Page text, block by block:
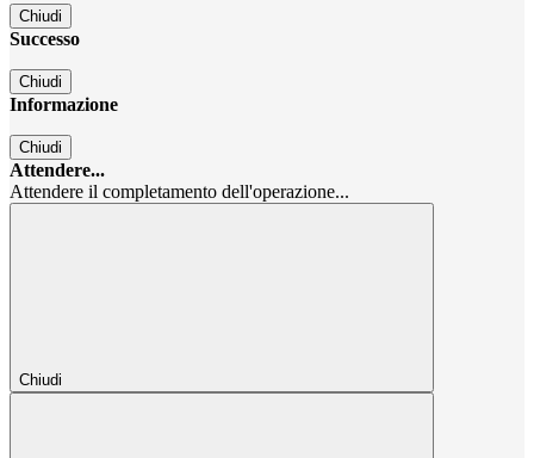
Chiudi
Successo
Chiudi
Informazione
Chiudi
Attendere...
Attendere il completamento dell'operazione...
Chiudi